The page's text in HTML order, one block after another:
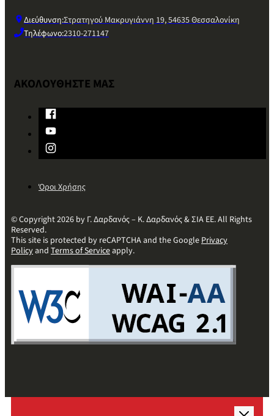
Διεύθυνση:Στρατηγού Μακρυγιάννη 19, 54635 Θεσσαλονίκη
Τηλέφωνο:2310-271147
ΑΚΟΛΟΥΘΗΣΤΕ ΜΑΣ
Όροι Χρήσης
© Copyright 2026 by Γ. Δαρδανός – Κ. Δαρδανός & ΣΙΑ ΕΕ. All Rights
Reserved.
This site is protected by reCAPTCHA and the GooglePrivacy
Policyand Terms of Serviceapply.